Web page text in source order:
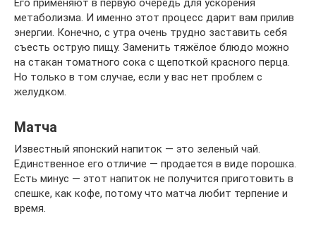
метаболизма. И именно этот процесс дарит вам прилив
энергии. Конечно, с утра очень трудно заставить себя
съесть острую пищу. Заменить тяжёлое блюдо можно
на стакан томатного сока с щепоткой красного перца.
Но только в том случае, если у вас нет проблем с
желудком.
Матча
Известный японский напиток — это зеленый чай.
Единственное его отличие — продается в виде порошка.
Есть минус — этот напиток не получится приготовить в
спешке, как кофе, потому что матча любит терпение и
время.